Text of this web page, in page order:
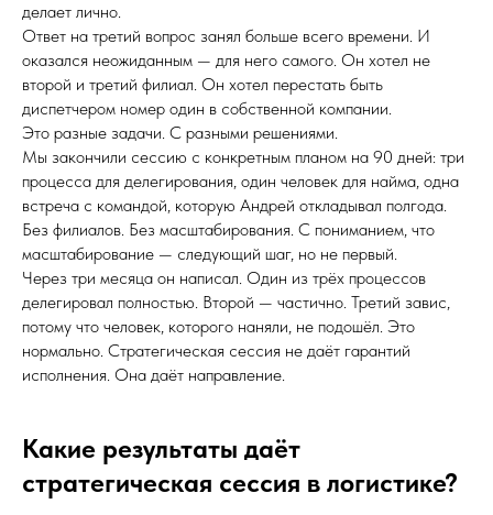
делает лично.
Ответ на третий вопрос занял больше всего времени. И
оказался неожиданным — для него самого. Он хотел не
второй и третий филиал. Он хотел перестать быть
диспетчером номер один в собственной компании.
Это разные задачи. С разными решениями.
Мы закончили сессию с конкретным планом на 90 дней: три
процесса для делегирования, один человек для найма, одна
встреча с командой, которую Андрей откладывал полгода.
Без филиалов. Без масштабирования. С пониманием, что
масштабирование — следующий шаг, но не первый.
Через три месяца он написал. Один из трёх процессов
делегировал полностью. Второй — частично. Третий завис,
потому что человек, которого наняли, не подошёл. Это
нормально. Стратегическая сессия не даёт гарантий
исполнения. Она даёт направление.
Какие результаты даёт
стратегическая сессия в логистике?